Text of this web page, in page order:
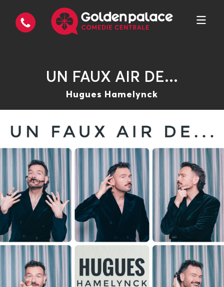
UN FAUX AIR DE...
Hugues Hamelynck